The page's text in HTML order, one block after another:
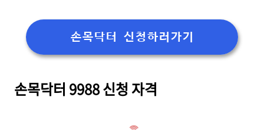
손목닥터 신청하러가기
손목닥터 9988 신청 자격